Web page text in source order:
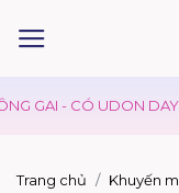
- CÓ UDON DAY
Trang chủ
Khuyến